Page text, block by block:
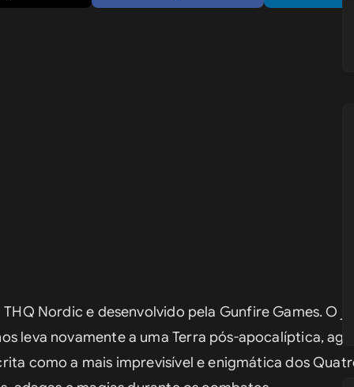
Nordic e desenvolvido pela Gunfire Games. O
leva novamente a uma Terra pós-apocalíptica,
como a mais imprevisível e enigmática dos